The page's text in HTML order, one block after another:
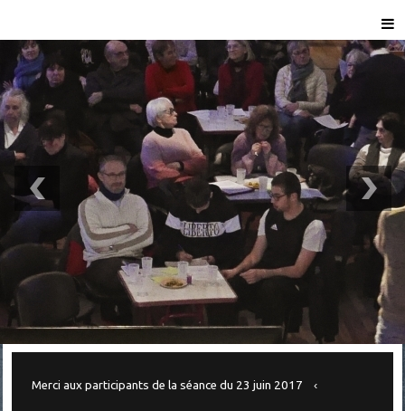
Merci aux participants de la séance du 23 juin 2017